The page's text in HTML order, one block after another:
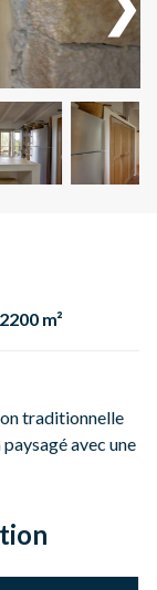
2200 m²
traditionnelle
avec une